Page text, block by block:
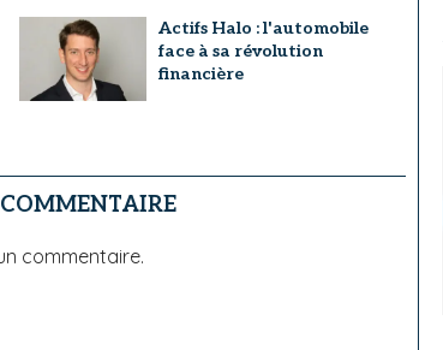
Actifs Halo : l'automobile
face à sa révolution
financière
commentaire.